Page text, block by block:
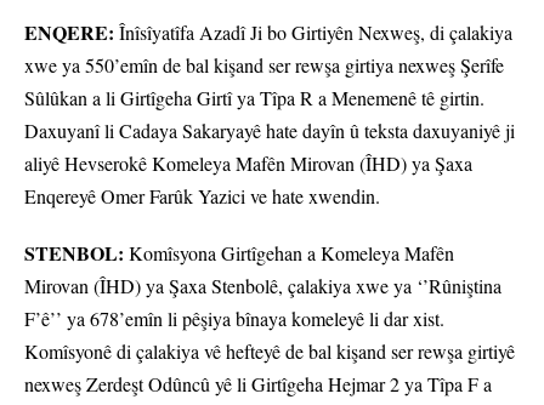
ENQERE: Înîsîyatîfa Azadî Ji bo Girtiyên Nexweş, di çalakiya
xwe ya 550’emîn de bal kişand ser rewşa girtiya nexweş Şerîfe
Sûlûkan a li Girtîgeha Girtî ya Tîpa R a Menemenê tê girtin.
Daxuyanî li Cadaya Sakaryayê hate dayîn û teksta daxuyaniyê ji
aliyê Hevserokê Komeleya Mafên Mirovan (ÎHD) ya Şaxa
Enqereyê Omer Farûk Yazici ve hate xwendin.
STENBOL: Komîsyona Girtîgehan a Komeleya Mafên
Mirovan (ÎHD) ya Şaxa Stenbolê, çalakiya xwe ya ‘’Rûniştina
F’ê’’ ya 678’emîn li pêşiya bînaya komeleyê li dar xist.
Komîsyonê di çalakiya vê hefteyê de bal kişand ser rewşa girtiyê
nexweş Zerdeşt Odûncû yê li Girtîgeha Hejmar 2 ya Tîpa F a